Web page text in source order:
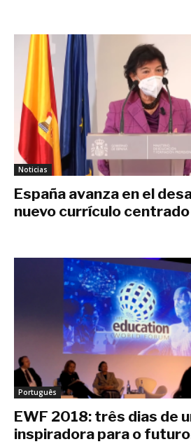
Noticias
España avanza en el
nuevo currículo centrado
Português
EWF 2018: três dias de
inspiradora para o